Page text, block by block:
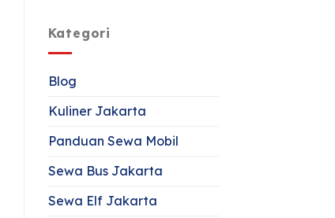
Kategori
Blog
Kuliner Jakarta
Panduan Sewa Mobil
Sewa Bus Jakarta
Sewa Elf Jakarta